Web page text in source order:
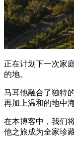
正在计划下一次家
的地。
马耳他融合了独特
再加上温和的地中
在本博客中，我们
他之旅成为全家珍